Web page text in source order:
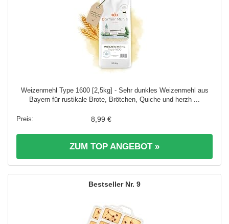
Weizenmehl Type 1600 [2,5kg] - Sehr dunkles Weizenmehl aus
Bayern für rustikale Brote, Brötchen, Quiche und herzh ...
8,99 €
ZUM TOP ANGEBOT »
9